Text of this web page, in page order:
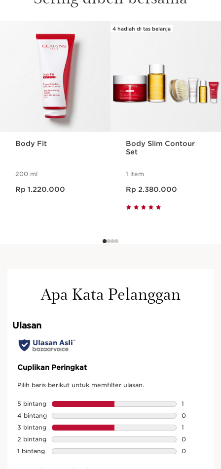
SKIP SECTION CONTENT
Body Fit
200 ml
Rp 1.220.000
4 hadiah di tas belanja
Body Slim Contour
Set
1 item
Rp 2.380.000
Apa Kata Pelanggan